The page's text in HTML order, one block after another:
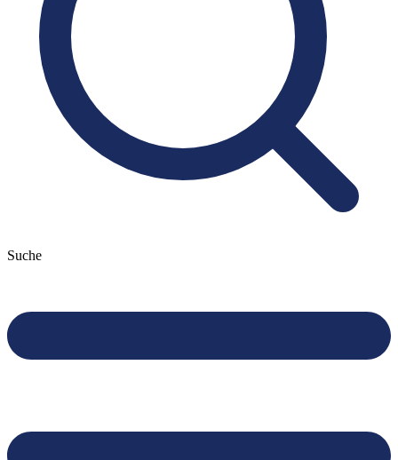
Suche